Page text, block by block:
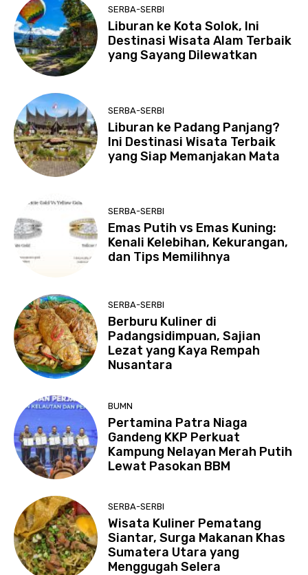
SERBA-SERBI
Liburan ke Kota Solok, Ini
Destinasi Wisata Alam Terbaik
yang Sayang Dilewatkan
SERBA-SERBI
Liburan ke Padang Panjang?
Ini Destinasi Wisata Terbaik
yang Siap Memanjakan Mata
SERBA-SERBI
Emas Putih vs Emas Kuning:
Kenali Kelebihan, Kekurangan,
dan Tips Memilihnya
SERBA-SERBI
Berburu Kuliner di
Padangsidimpuan, Sajian
Lezat yang Kaya Rempah
Nusantara
BUMN
Pertamina Patra Niaga
Gandeng KKP Perkuat
Kampung Nelayan Merah Putih
Lewat Pasokan BBM
SERBA-SERBI
Wisata Kuliner Pematang
Siantar, Surga Makanan Khas
Sumatera Utara yang
Menggugah Selera